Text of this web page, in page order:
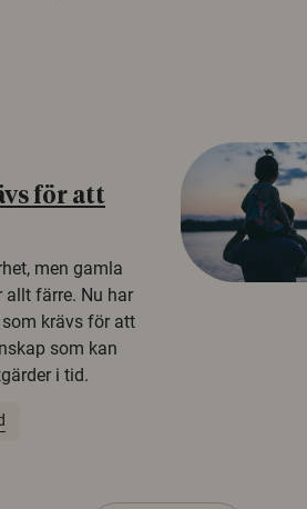
för att
men gamla
allt färre. Nu har
krävs för att
som kan
i tid.